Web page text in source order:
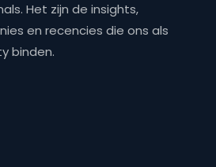
Het zijn de insights,
en recencies die ons als
binden.